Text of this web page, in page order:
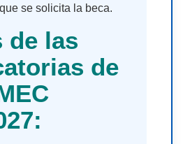
se solicita la beca.
de las
de